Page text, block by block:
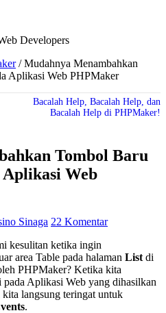
Developers
/Mudahnya Menambahkan
Aplikasi Web PHPMaker
Bacalah Help, Bacalah Help, dan
Bacalah Help di PHPMaker!
Tombol Baru
Web
Sinaga 22 Komentar
kesulitan ketika ingin
area Table pada halaman List di
PHPMaker? Ketika kita
pada Aplikasi Web yang dihasilkan
langsung teringat untuk
.